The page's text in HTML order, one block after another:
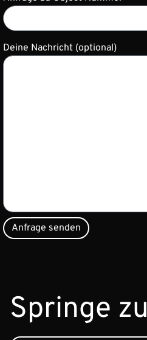
Deine Nachricht (optional)
Springe zu